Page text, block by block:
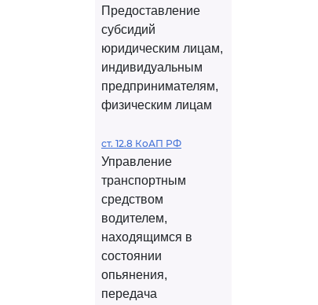
Предоставление
субсидий
юридическим лицам,
индивидуальным
предпринимателям,
физическим лицам
ст. 12.8 КоАП РФ
Управление
транспортным
средством
водителем,
находящимся в
состоянии
опьянения,
передача